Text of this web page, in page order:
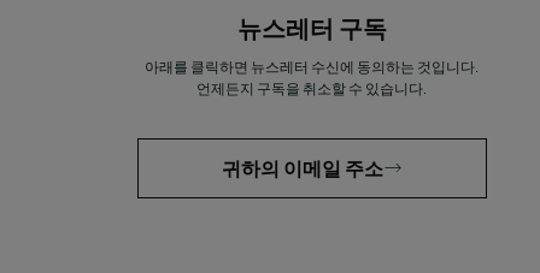
뉴스레터 구독
아래를 클릭하면 뉴스레터 수신에 동의하는 것입니다.
언제든지 구독을 취소할 수 있습니다.
귀하의 이메일 주소